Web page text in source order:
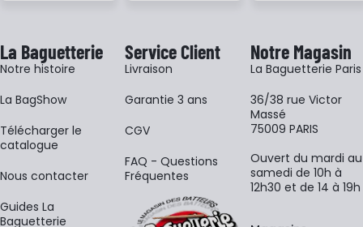
La Baguetterie
Notre histoire
La BagShow
​Télécharger le
catalogue
Nous contacter
Guides La
Baguetterie
Service Client
Livraison
Garantie 3 ans
CGV
FAQ - Questions
Fréquentes
Notre Magasin
La Baguetterie Paris
36/38 rue Victor
Massé
75009 PARIS
Ouvert du mardi au
samedi de 10h à
12h30 et de 14 à 19h